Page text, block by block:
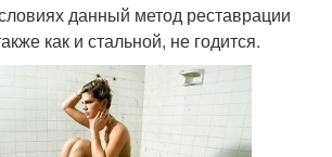
данный метод реставрации
как и стальной, не годится.